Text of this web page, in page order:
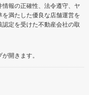
報の正確性、法令遵守、ヤ
満たした優良な店舗運営を
定を受けた不動産会社の取
開きます。